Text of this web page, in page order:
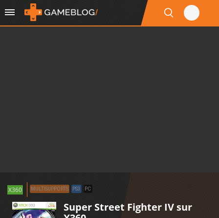
X360 MULTISUPPORTS PS3 PC
Super Street Fighter IV sur